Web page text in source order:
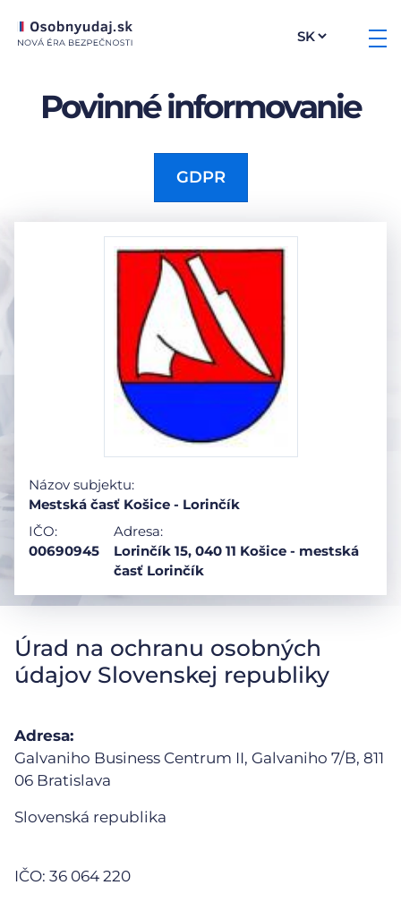
Povinné informovanie
GDPR
Názov subjektu:
Mestská časť Košice - Lorinčík
IČO:
00690945
Adresa:
Lorinčík 15, 040 11 Košice - mestská
časť Lorinčík
Úrad na ochranu osobných
údajov Slovenskej republiky
Adresa:
Galvaniho Business Centrum II, Galvaniho 7/B, 811
06 Bratislava
Slovenská republika
IČO: 36 064 220